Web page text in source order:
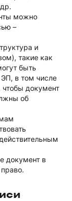
можно
–
и
такие как
быть
в том числе
чтобы документ
об
документ в